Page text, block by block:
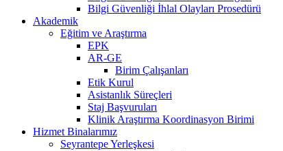
Bilgi Güvenliği İhlal Olayları Prosedürü
Akademik
Eğitim ve Araştırma
EPK
AR-GE
Birim Çalışanları
Etik Kurul
Asistanlık Süreçleri
Staj Başvuruları
Klinik Araştırma Koordinasyon Birimi
Hizmet Binalarımız
Seyrantepe Yerleşkesi